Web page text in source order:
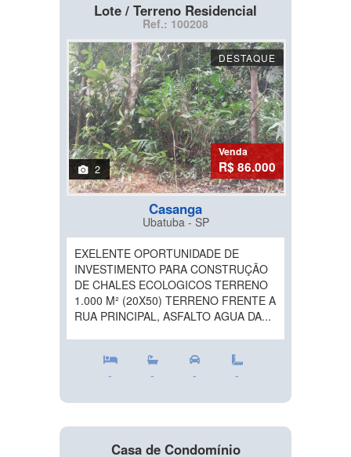
Lote / Terreno Residencial
Ref.: 100208
DESTAQUE
2
Venda
R$ 86.000
Casanga
Ubatuba - SP
EXELENTE OPORTUNIDADE DE
INVESTIMENTO PARA CONSTRUÇÃO
DE CHALES ECOLOGICOS TERRENO
1.000 M² (20X50) TERRENO FRENTE A
RUA PRINCIPAL, ASFALTO AGUA DA...
- - - -
Casa de Condomínio